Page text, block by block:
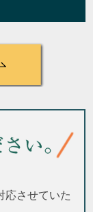
応させていた